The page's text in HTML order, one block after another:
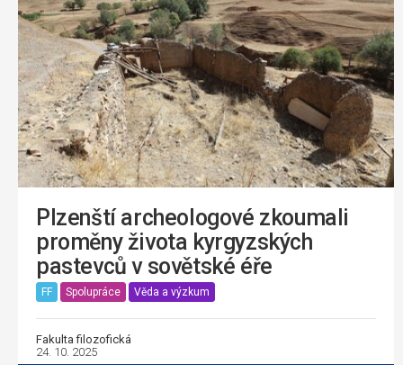
Plzenští archeologové zkoumali
proměny života kyrgyzských
pastevců v sovětské éře
FF Spolupráce Věda a výzkum
Fakulta filozofická
24. 10. 2025